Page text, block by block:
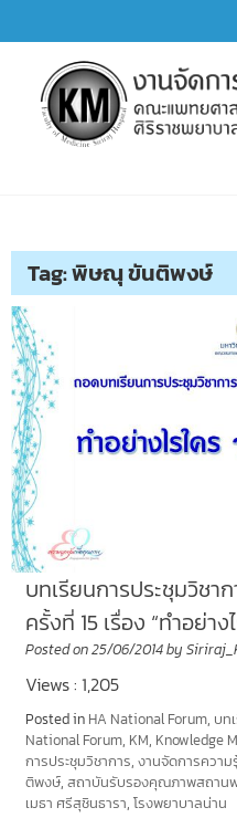
to
content
Tag:พิษณุ ขันติพงษ์
บทเรียนการประชุมวิชา
ครั้งที่ 15 เรื่อง “ทำอย่า
Posted on25/06/2014by
Views : 1,205
Posted in HA National Forum, บท
National Forum, KM, Knowledge
การประชุมวิชาการ, งานจัดการความ
ติพงษ์, สถาบันรับรองคุณภาพสถาน
เมธา ศรีสุชินธารา, โรงพยาบาลน่าน